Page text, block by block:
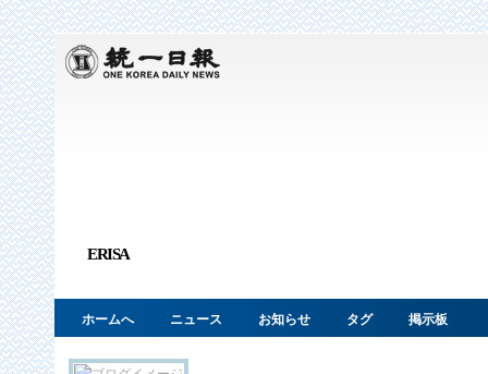
ERISA
ホームへ ニュース お知らせ タグ 掲示板